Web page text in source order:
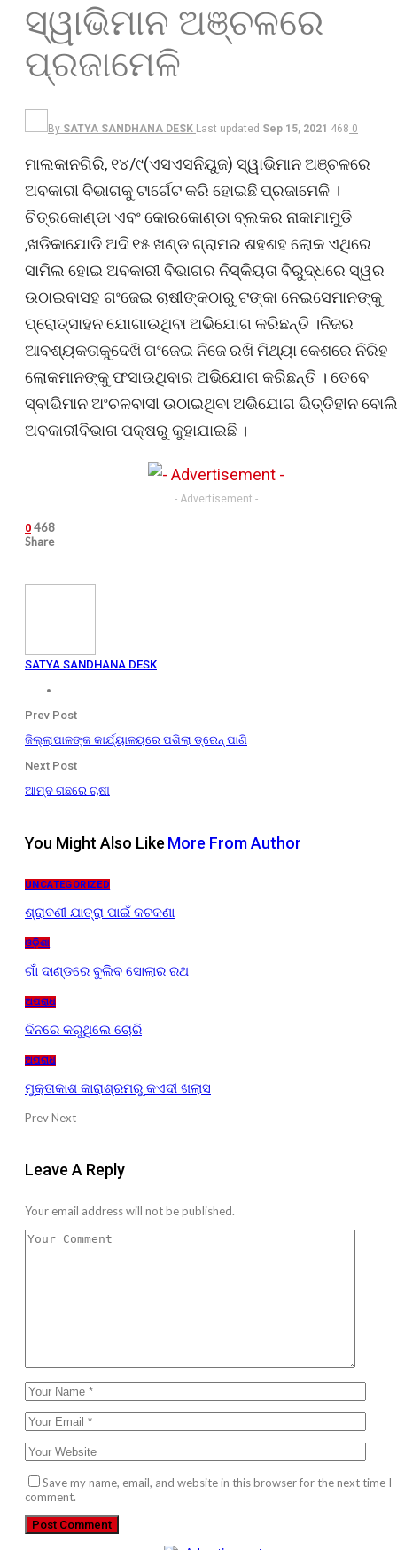
ସ୍ୱାଭିମାନ ଅଞ୍ଚଳରେ
ପ୍ରଜାମେଳି
By SATYA SANDHANA DESK Last updated Sep 15, 2021 468 0
ମାଲକାନଗିରି, ୧୪/୯(ଏସଏସନିୟୁଜ) ସ୍ୱାଭିମାନ ଅଞ୍ଚଳରେ
ଅବକାରୀ ବିଭାଗକୁ ଟାର୍ଗେଟ କରି ହୋଇଛି ପ୍ରଜାମେଳି ।
ଚିତ୍ରକୋଣ୍ଡା ଏବଂ କୋରକୋଣ୍ଡା ବ୍ଲକର ନାକାମାମୁଡି
,ଖଡିକାଯୋଡି ଅଦି ୧୫ ଖଣ୍ଡ ଗ୍ରାମର ଶହଶହ ଲୋକ ଏଥିରେ
ସାମିଲ ହୋଇ ଅବକାରୀ ବିଭାଗର ନିସ୍କିୟତା ବିରୁଦ୍ଧରେ ସ୍ୱର
ଉଠାଇବାସହ ଗଂଜେଇ ଚାଷୀଙ୍କଠାରୁ ଟଙ୍କା ନେଇସେମାନଙ୍କୁ
ପ୍ରୋତ୍ସାହନ ଯୋଗାଉଥିବା ଅଭିଯୋଗ କରିଛନ୍ତି ।ନିଜର
ଆବଶ୍ୟକତାକୁଦେଖି ଗଂଜେଇ ନିଜେ ରଖି ମିଥ୍ୟା କେଶରେ ନିରିହ
ଲୋକମାନଙ୍କୁ ଫସାଉଥିବାର ଅଭିଯୋଗ କରିଛନ୍ତି । ତେବେ
ସ୍ବାଭିମାନ ଅଂଚଳବାସୀ ଉଠାଇଥିବା ଅଭିଯୋଗ ଭିତ୍ତିହୀନ ବୋଲି
ଅବକାରୀବିଭାଗ ପକ୍ଷରୁ କୁହାଯାଇଛି ।
- Advertisement -
0 468
Share
SATYA SANDHANA DESK
Prev Post
ଜିଲ୍ଲାପାଳଙ୍କ କାର୍ଯ୍ୟାଳୟରେ ପଶିଲା ଡ୍ରେନ୍ ପାଣି
Next Post
ଆମ୍ବ ଗଛରେ ଚାଷୀ
You Might Also Like More From Author
UNCATEGORIZED
ଶ୍ରାବଣୀ ଯାତ୍ରା ପାଇଁ କଟକଣା
ଓଡ଼ିଶା
ଗାଁ ଦାଣ୍ଡରେ ବୁଲିବ ସୋଲାର ରଥ
ଅପରାଧ
ଦିନରେ କରୁଥିଲେ ଚୋରି
ଅପରାଧ
ମୁକ୍ତାକାଶ କାରାଶ୍ରମରୁ କଏଦୀ ଖଲାସ
PrevNext
Leave A Reply
Your email address will not be published.
Save my name, email, and website in this browser for the next time I
comment.